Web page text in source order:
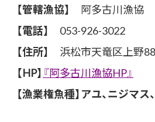
【管轄漁協】
阿多古川漁協
【電話】 053-926-3022
【住所】
浜松市天竜区上野
【HP】 『阿多古川漁協HP』
【漁業権魚種】アユ、ニジマス